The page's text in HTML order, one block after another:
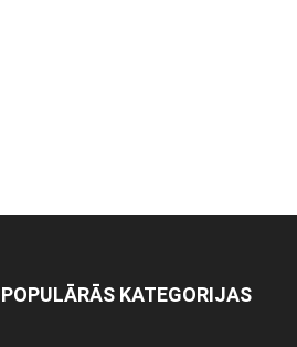
POPULĀRĀS KATEGORIJAS